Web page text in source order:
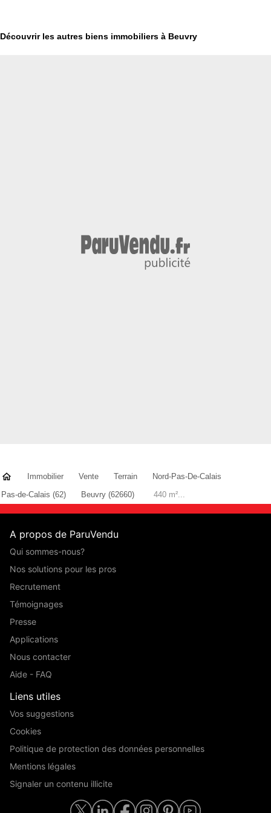
Découvrir les autres biens immobiliers à Beuvry
Immobilier Vente Terrain
Nord-Pas-De-Calais
Pas-de-Calais (62)
Beuvry (62660) 440 m²...
A propos de ParuVendu
Qui sommes-nous?
Nos solutions pour les pros
Recrutement
Témoignages
Presse
Applications
Nous contacter
Aide - FAQ
Liens utiles
Vos suggestions
Cookies
Politique de protection des données personnelles
Mentions légales
Signaler un contenu illicite